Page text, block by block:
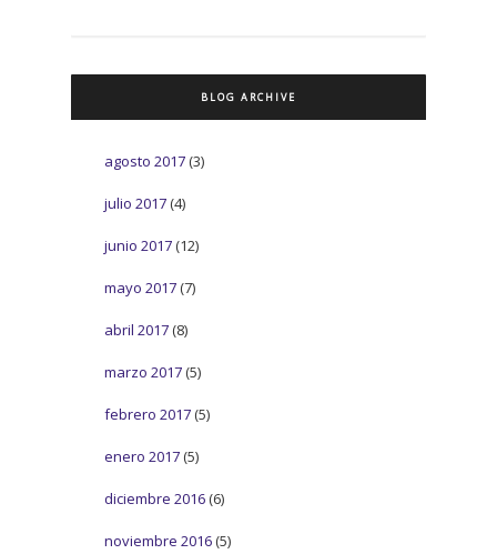
BLOG ARCHIVE
agosto 2017 (3)
julio 2017 (4)
junio 2017 (12)
mayo 2017 (7)
abril 2017 (8)
marzo 2017 (5)
febrero 2017 (5)
enero 2017 (5)
diciembre 2016 (6)
noviembre 2016 (5)